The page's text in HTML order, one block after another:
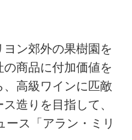
ン郊外の果樹園を
商品に付加価値を
高級ワインに匹敵
造りを目指して、
ース「アラン・ミリ